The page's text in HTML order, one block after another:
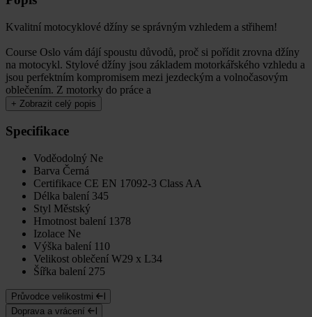
Kvalitní motocyklové džíny se správným vzhledem a střihem!
Course Oslo vám dájí spoustu důvodů, proč si pořídit zrovna džíny
na motocykl. Stylové džíny jsou základem motorkářského vzhledu a
jsou perfektním kompromisem mezi jezdeckým a volnočasovým
oblečením. Z motorky do práce a
+ Zobrazit celý popis
Specifikace
Voděodolný Ne
Barva Černá
Certifikace CE EN 17092-3 Class AA
Délka balení 345
Styl Městský
Hmotnost balení 1378
Izolace Ne
Výška balení 110
Velikost oblečení W29 x L34
Šířka balení 275
Průvodce velikostmi
Doprava a vrácení